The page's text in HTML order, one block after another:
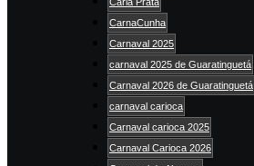
CarnaCunha
Carnaval 2025
carnaval 2025 de Guaratinguetá
Carnaval 2026 de Guaratinguetá
carnaval carioca
Carnaval carioca 2025
Carnaval Carioca 2026